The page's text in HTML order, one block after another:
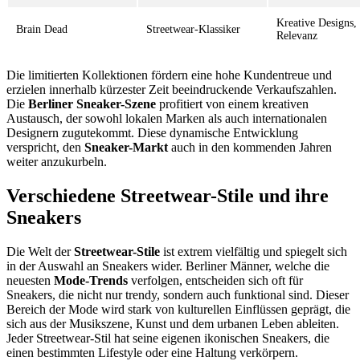
Brain Dead Streetwear-Klassiker
Kreative
Relevanz
Die limitierten Kollektionen fördern eine hohe Kundentreue und
erzielen innerhalb kürzester Zeit beeindruckende Verkaufszahlen.
Die Berliner Sneaker-Szene profitiert von einem kreativen
Austausch, der sowohl lokalen Marken als auch internationalen
Designern zugutekommt. Diese dynamische Entwicklung
verspricht, den Sneaker-Markt auch in den kommenden Jahren
weiter anzukurbeln.
Verschiedene Streetwear-Stile und ihre
Sneakers
Die Welt derStreetwear-Stile ist extrem vielfältig und spiegelt sich
in der Auswahl an Sneakers wider. Berliner Männer, welche die
neuesten Mode-Trends verfolgen, entscheiden sich oft für
Sneakers, die nicht nur trendy, sondern auch funktional sind. Dieser
Bereich der Mode wird stark von kulturellen Einflüssen geprägt, die
sich aus der Musikszene, Kunst und dem urbanen Leben ableiten.
Jeder Streetwear-Stil hat seine eigenen ikonischen Sneakers, die
einen bestimmten Lifestyle oder eine Haltung verkörpern.